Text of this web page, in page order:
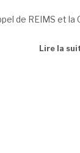
de REIMS et la
Lire la